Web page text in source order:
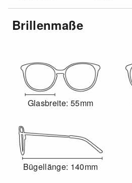
Brillenmaße
Glasbreite: 55mm
Bügellänge: 140mm